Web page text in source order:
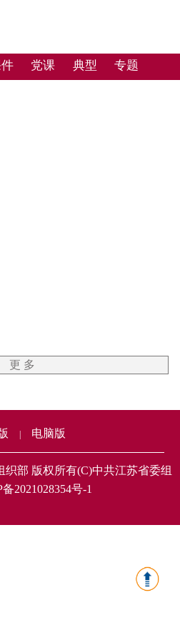
党课 典型 专题
更 多
电脑版
部 版权所有(C)中共江苏省委组
2021028354号-1